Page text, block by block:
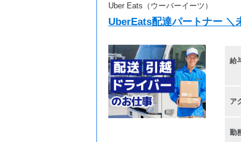
Uber Eats（ウーバーイーツ）
UberEats配達パートナー ＼
給
ア
勤